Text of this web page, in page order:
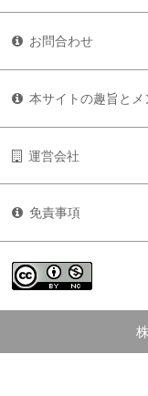
お問合わせ
本サイトの趣旨とメ
運営会社
免責事項